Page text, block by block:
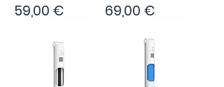
Preis
59,00 € Preis
69,00 €